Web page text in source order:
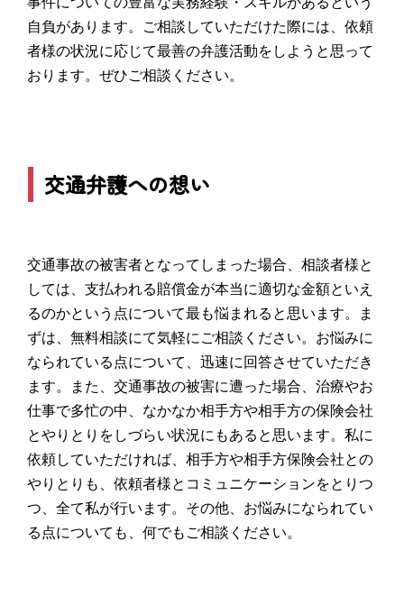
自負があります。ご相談していただけた際には、依頼
者様の状況に応じて最善の弁護活動をしようと思って
おります。ぜひご相談ください。
交通弁護への想い
交通事故の被害者となってしまった場合、相談者様と
しては、支払われる賠償金が本当に適切な金額といえ
るのかという点について最も悩まれると思います。ま
ずは、無料相談にて気軽にご相談ください。お悩みに
なられている点について、迅速に回答させていただき
ます。また、交通事故の被害に遭った場合、治療やお
仕事で多忙の中、なかなか相手方や相手方の保険会社
とやりとりをしづらい状況にもあると思います。私に
依頼していただければ、相手方や相手方保険会社との
やりとりも、依頼者様とコミュニケーションをとりつ
つ、全て私が行います。その他、お悩みになられてい
る点についても、何でもご相談ください。